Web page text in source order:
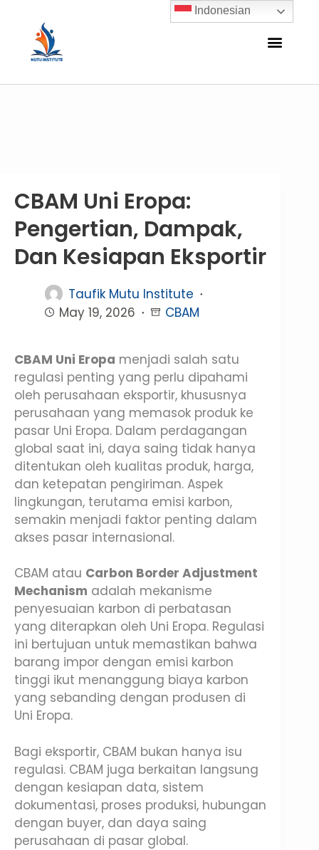
CBAM Uni Eropa:
Pengertian, Dampak,
Dan Kesiapan Eksportir
Taufik Mutu Institute
May 19, 2026
CBAM
CBAM Uni Eropa menjadi salah satu
regulasi penting yang perlu dipahami
oleh perusahaan eksportir, khususnya
perusahaan yang memasok produk ke
pasar Uni Eropa. Dalam perdagangan
global saat ini, daya saing tidak hanya
ditentukan oleh kualitas produk, harga,
dan ketepatan pengiriman. Aspek
lingkungan, terutama emisi karbon,
semakin menjadi faktor penting dalam
akses pasar internasional.
CBAM atau Carbon Border Adjustment
Mechanism adalah mekanisme
penyesuaian karbon di perbatasan
yang diterapkan oleh Uni Eropa. Regulasi
ini bertujuan untuk memastikan bahwa
barang impor dengan emisi karbon
tinggi ikut menanggung biaya karbon
yang sebanding dengan produsen di
Uni Eropa.
Bagi eksportir, CBAM bukan hanya isu
regulasi. CBAM juga berkaitan langsung
dengan kesiapan data, sistem
dokumentasi, proses produksi, hubungan
dengan buyer, dan daya saing
perusahaan di pasar global.
Indonesian